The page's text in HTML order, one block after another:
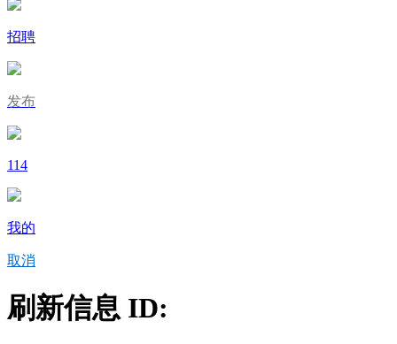
招聘
发布
114
我的
取消
刷新信息 ID: